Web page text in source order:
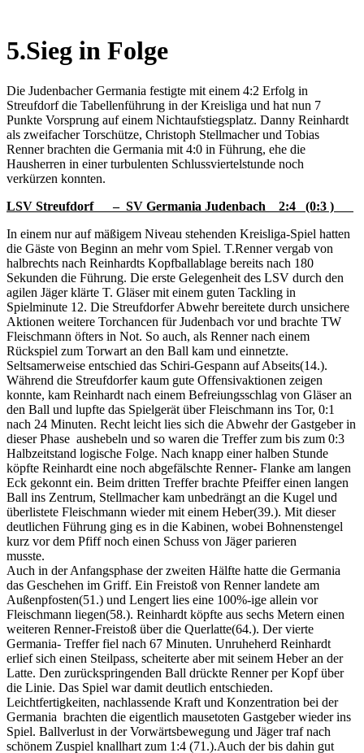
5.Sieg in Folge
Die Judenbacher Germania festigte mit einem 4:2 Erfolg in
Streufdorf die Tabellenführung in der Kreisliga und hat nun 7
Punkte Vorsprung auf einem Nichtaufstiegsplatz. Danny Reinhardt
als zweifacher Torschütze, Christoph Stellmacher und Tobias
Renner brachten die Germania mit 4:0 in Führung, ehe die
Hausherren in einer turbulenten Schlussviertelstunde noch
verkürzen konnten.
LSV Streufdorf
– SV Germania Judenbach 2:4
(0:3 )
In einem nur auf mäßigem Niveau stehenden Kreisliga-Spiel hatten
die Gäste von Beginn an mehr vom Spiel. T.Renner vergab von
halbrechts nach Reinhardts Kopfballablage bereits nach 180
Sekunden die Führung. Die erste Gelegenheit des LSV durch den
agilen Jäger klärte T. Gläser mit einem guten Tackling in
Spielminute 12. Die Streufdorfer Abwehr bereitete durch unsichere
Aktionen weitere Torchancen für Judenbach vor und brachte TW
Fleischmann öfters in Not. So auch, als Renner nach einem
Rückspiel zum Torwart an den Ball kam und einnetzte.
Seltsamerweise entschied das Schiri-Gespann auf Abseits(14.).
Während die Streufdorfer kaum gute Offensivaktionen zeigen
konnte, kam Reinhardt nach einem Befreiungsschlag von Gläser an
den Ball und lupfte das Spielgerät über Fleischmann ins Tor, 0:1
nach 24 Minuten. Recht leicht lies sich die Abwehr der Gastgeber in
dieser Phase aushebeln und so waren die Treffer zum bis zum 0:3
Halbzeitstand logische Folge. Nach knapp einer halben Stunde
köpfte Reinhardt eine noch abgefälschte Renner- Flanke am langen
Eck gekonnt ein. Beim dritten Treffer brachte Pfeiffer einen langen
Ball ins Zentrum, Stellmacher kam unbedrängt an die Kugel und
überlistete Fleischmann wieder mit einem Heber(39.). Mit dieser
deutlichen Führung ging es in die Kabinen, wobei Bohnenstengel
kurz vor dem Pfiff noch einen Schuss von Jäger parieren
Auch in der Anfangsphase der zweiten Hälfte hatte die Germania
das Geschehen im Griff. Ein Freistoß von Renner landete am
Außenpfosten(51.) und Lengert lies eine 100%-ige allein vor
Fleischmann liegen(58.). Reinhardt köpfte aus sechs Metern einen
weiteren Renner-Freistoß über die Querlatte(64.). Der vierte
Germania- Treffer fiel nach 67 Minuten. Unruheherd Reinhardt
erlief sich einen Steilpass, scheiterte aber mit seinem Heber an der
Latte. Den zurückspringenden Ball drückte Renner per Kopf über
die Linie. Das Spiel war damit deutlich entschieden.
Leichtfertigkeiten, nachlassende Kraft und Konzentration bei der
Germania brachten die eigentlich mausetoten Gastgeber wieder ins
Spiel. Ballverlust in der Vorwärtsbewegung und Jäger traf nach
schönem Zuspiel knallhart zum 1:4 (71.).Auch der bis dahin gut